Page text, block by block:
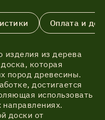
Оплата и
изделия из дерева
которая
пород древесины.
достигается
использовать
доски от